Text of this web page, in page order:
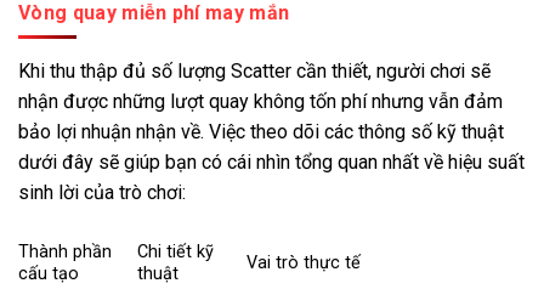
Vòng quay miễn phí may mắn
Khi thu thập đủ số lượng Scatter cần thiết, người chơi sẽ
nhận được những lượt quay không tốn phí nhưng vẫn đảm
bảo lợi nhuận nhận về. Việc theo dõi các thông số kỹ thuật
dưới đây sẽ giúp bạn có cái nhìn tổng quan nhất về hiệu suất
sinh lời của trò chơi:
Thành phần
cấu tạo
Chi tiết kỹ
thuật
Vai trò thực tế